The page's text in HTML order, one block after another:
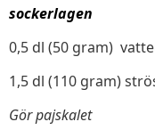
sockerlagen
0,5 dl (50 gram)
1,5 dl (110 gram)
Gör pajskalet